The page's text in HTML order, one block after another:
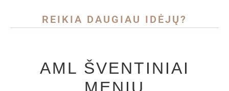
REIKIA DAUGIAU IDĖJŲ?
AML ŠVENTINIAI
MENIU